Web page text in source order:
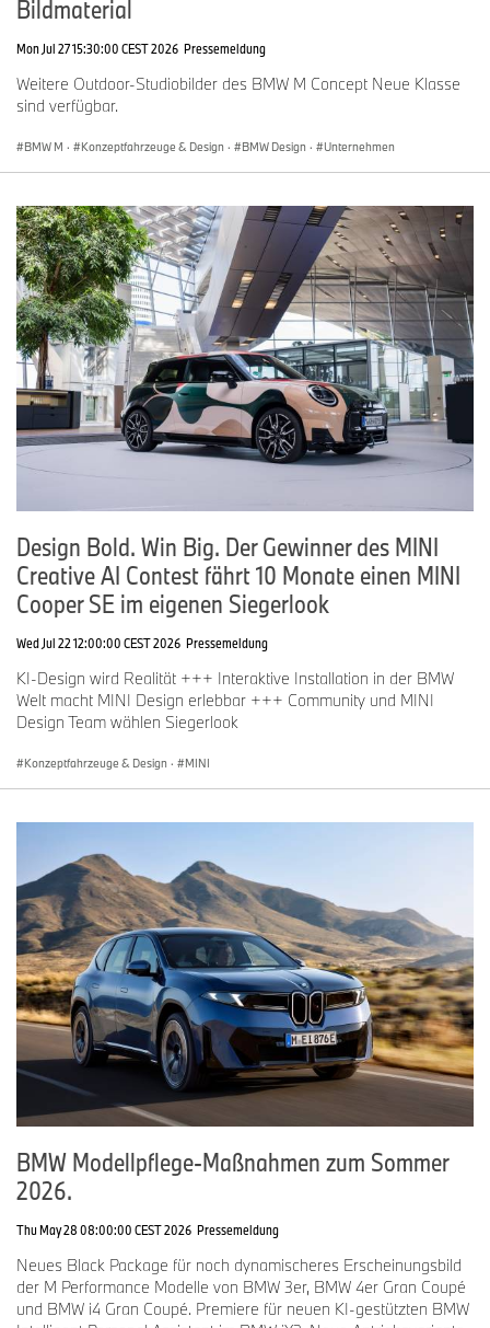
Bildmaterial
Mon Jul 27 15:30:00 CEST 2026 Pressemeldung
Weitere Outdoor-Studiobilder des BMW M Concept Neue Klasse
sind verfügbar.
BMW M · Konzeptfahrzeuge & Design · BMW Design · Unternehmen
Design Bold. Win Big. Der Gewinner des MINI
Creative AI Contest fährt 10 Monate einen MINI
Cooper SE im eigenen Siegerlook
Wed Jul 22 12:00:00 CEST 2026 Pressemeldung
KI-Design wird Realität +++ Interaktive Installation in der BMW
Welt macht MINI Design erlebbar +++ Community und MINI
Design Team wählen Siegerlook
Konzeptfahrzeuge & Design · MINI
BMW Modellpflege-Maßnahmen zum Sommer
2026.
Thu May 28 08:00:00 CEST 2026 Pressemeldung
Neues Black Package für noch dynamischeres Erscheinungsbild
der M Performance Modelle von BMW 3er, BMW 4er Gran Coupé
und BMW i4 Gran Coupé. Premiere für neuen KI-gestützten BMW